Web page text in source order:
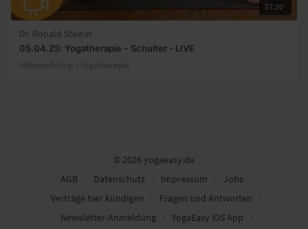
57:30
Dr. Ronald Steiner
05.04.25: Yogatherapie – Schulter - LIVE
Mittelstufe-Yogi | Yogatherapie
© 2026 yogaeasy.de
AGB
∙ Datenschutz ∙ Impressum ∙ Jobs
∙
Verträge hier kündigen
∙ Fragen und Antworten
∙
Newsletter-Anmeldung
∙ YogaEasy iOS App ∙